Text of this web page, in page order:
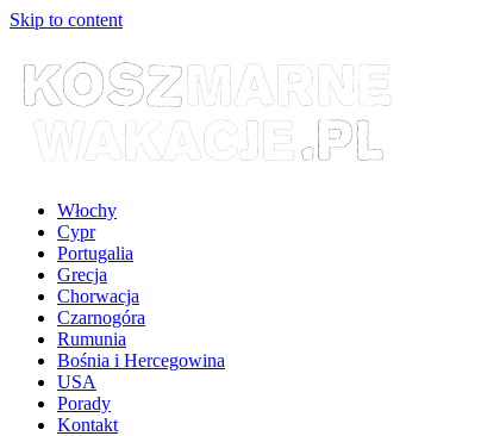
Skip to content
Włochy
Cypr
Portugalia
Grecja
Chorwacja
Czarnogóra
Rumunia
Bośnia i Hercegowina
USA
Porady
Kontakt